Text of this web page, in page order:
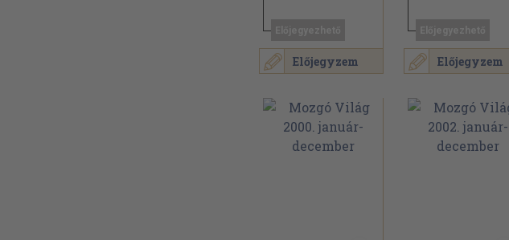
Előjegyzem Előjegyzem